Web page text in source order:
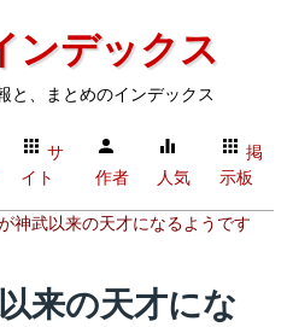
ンデックス
と、まとめのインデックス
サ
イト
作者 人気
掲
示板
神武以来の天才になるようです
来の天才にな